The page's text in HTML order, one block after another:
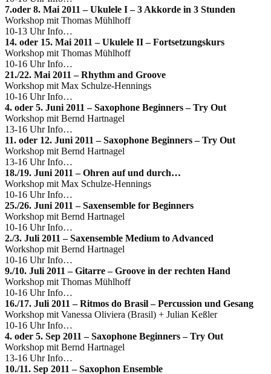
7.oder 8. Mai 2011 – Ukulele I – 3 Akkorde in 3 Stunden
Workshop mit Thomas Mühlhoff
10-13 Uhr Info…
14. oder 15. Mai 2011 – Ukulele II – Fortsetzungskurs
Workshop mit Thomas Mühlhoff
10-16 Uhr Info…
21./22. Mai 2011 – Rhythm and Groove
Workshop mit Max Schulze-Hennings
10-16 Uhr Info…
4. oder 5. Juni 2011 – Saxophone Beginners – Try Out
Workshop mit Bernd Hartnagel
13-16 Uhr Info…
11. oder 12. Juni 2011 – Saxophone Beginners – Try Out
Workshop mit Bernd Hartnagel
13-16 Uhr Info…
18./19. Juni 2011 – Ohren auf und durch…
Workshop mit Max Schulze-Hennings
10-16 Uhr Info…
25./26. Juni 2011 – Saxensemble for Beginners
Workshop mit Bernd Hartnagel
10-16 Uhr Info…
2./3. Juli 2011 – Saxensemble Medium to Advanced
Workshop mit Bernd Hartnagel
10-16 Uhr Info…
9./10. Juli 2011 – Gitarre – Groove in der rechten Hand
Workshop mit Thomas Mühlhoff
10-16 Uhr Info…
16./17. Juli 2011 – Ritmos do Brasil – Percussion und Gesang
Workshop mit Vanessa Oliviera (Brasil) + Julian Keßler
10-16 Uhr Info…
4. oder 5. Sep 2011 – Saxophone Beginners – Try Out
Workshop mit Bernd Hartnagel
13-16 Uhr Info…
10./11. Sep 2011 – Saxophon Ensemble